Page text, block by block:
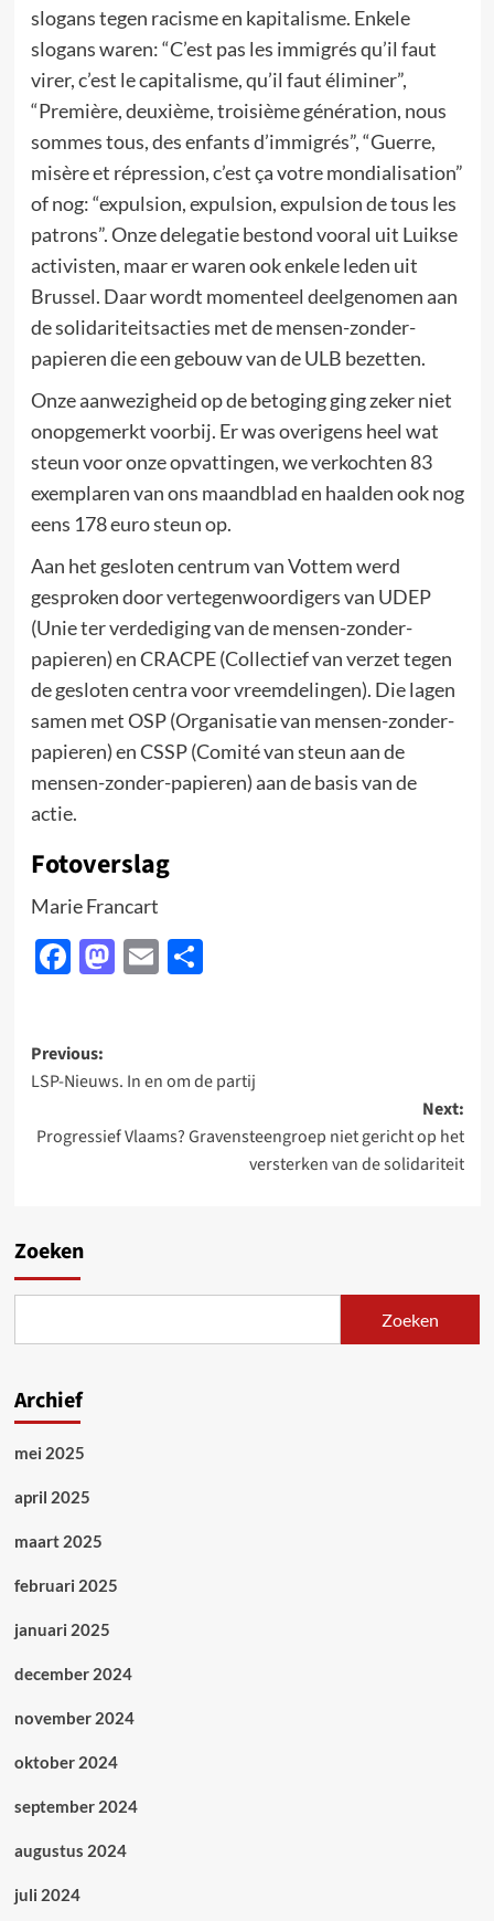
slogans tegen racisme en kapitalisme. Enkele
slogans waren: “C’est pas les immigrés qu’il faut
virer, c’est le capitalisme, qu’il faut éliminer”,
“Première, deuxième, troisième génération, nous
sommes tous, des enfants d’immigrés”, “Guerre,
misère et répression, c’est ça votre mondialisation”
of nog: “expulsion, expulsion, expulsion de tous les
patrons”. Onze delegatie bestond vooral uit Luikse
activisten, maar er waren ook enkele leden uit
Brussel. Daar wordt momenteel deelgenomen aan
de solidariteitsacties met de mensen-zonder-
papieren die een gebouw van de ULB bezetten.
Onze aanwezigheid op de betoging ging zeker niet
onopgemerkt voorbij. Er was overigens heel wat
steun voor onze opvattingen, we verkochten 83
exemplaren van ons maandblad en haalden ook nog
eens 178 euro steun op.
Aan het gesloten centrum van Vottem werd
gesproken door vertegenwoordigers van UDEP
(Unie ter verdediging van de mensen-zonder-
papieren) en CRACPE (Collectief van verzet tegen
de gesloten centra voor vreemdelingen). Die lagen
samen met OSP (Organisatie van mensen-zonder-
papieren) en CSSP (Comité van steun aan de
mensen-zonder-papieren) aan de basis van de
actie.
Fotoverslag
Marie Francart
Facebook
Mastodon
EmailDelen
Post
navigation
Previous:
LSP-Nieuws. In en om de partij
Next:
Progressief Vlaams? Gravensteengroep niet gericht op het
versterken van de solidariteit
Zoeken
Zoeken
Archief
mei 2025
april 2025
maart 2025
februari 2025
januari 2025
december 2024
november 2024
oktober 2024
september 2024
augustus 2024
juli 2024